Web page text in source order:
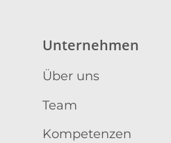
Unternehmen
Über uns
Team
Kompetenzen